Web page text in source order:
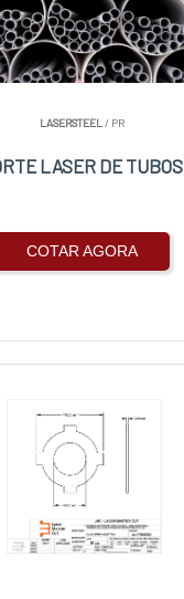
LASERSTEEL / PR
LASER DE TUBOS
COTAR AGORA